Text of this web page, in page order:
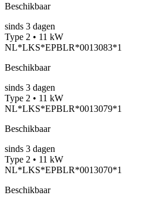
Beschikbaar
sinds 3 dagen
Type 2 • 11 kW
NL*LKS*EPBLR*0013083*1
Beschikbaar
sinds 3 dagen
Type 2 • 11 kW
NL*LKS*EPBLR*0013079*1
Beschikbaar
sinds 3 dagen
Type 2 • 11 kW
NL*LKS*EPBLR*0013070*1
Beschikbaar